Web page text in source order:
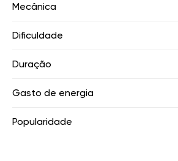
Mecânica
Dificuldade
Duração
Gasto de energia
Popularidade